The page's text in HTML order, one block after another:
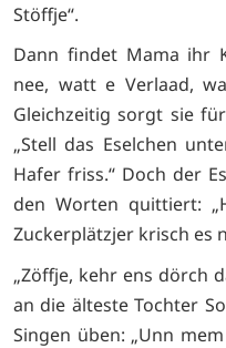
Stöffje“.
Dann findet Mama ihr
nee, watt e Verlaad,
Gleichzeitig sorgt sie
„Stell das Eselchen
Hafer friss.“ Doch der
den Worten quittiert:
Zuckerplätzjer krisch es
„Zöffje, kehr ens dörch
an die älteste Tochter
Singen üben: „Unn